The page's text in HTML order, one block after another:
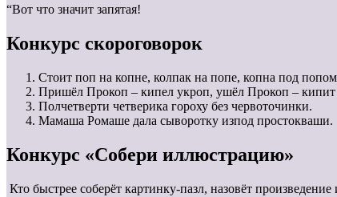
“Вот что значит запятая!
Конкурс скороговорок
Стоит поп на копне, колпак на попе, копна под
Пришёл Прокоп – кипел укроп, ушёл Прокоп –
Полчетверти четверика гороху без червоточинки.
Мамаша Ромаше дала сыворотку изпод простокваши.
Конкурс «Собери иллюстрацию»
Кто быстрее соберёт картинку-пазл, назовёт произведение